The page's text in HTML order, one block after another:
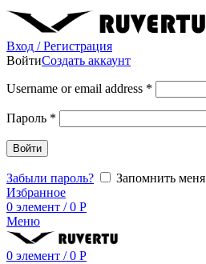
Вход / Регистрация
ВойтиСоздать аккаунт
Username or email address *
Пароль *
Войти
Забыли пароль?
Запомнить меня
Избранное
0 элемент / 0 Р
Меню
0 элемент / 0 Р